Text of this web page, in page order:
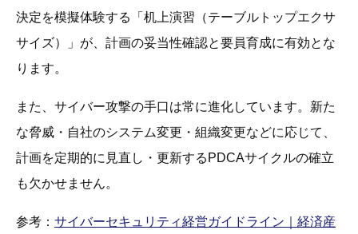
決定を模擬体験する「机上演習（テーブルトップエクサ
サイズ）」が、計画の妥当性確認と要員育成に有効とな
ります。
また、サイバー攻撃の手口は常に進化しています。新た
な脅威・自社のシステム変更・組織変更などに応じて、
計画を定期的に見直し・更新するPDCAサイクルの確立
も欠かせません。
参考： サイバーセキュリティ経営ガイドライン｜経済産